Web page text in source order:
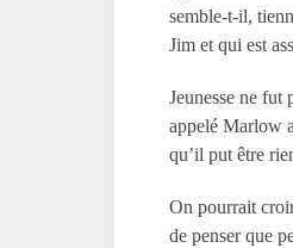
semble-t-il,
Jim et qui est
Jeunesse ne fut
appelé Marlow
qu’il put être
On pourrait
de penser que